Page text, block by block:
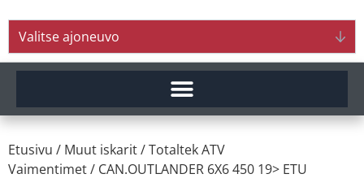
Valitse ajoneuvo
Etusivu / Muut iskarit/Totaltek ATV
Vaimentimet/ CAN.OUTLANDER 6X6 450 19> ETU